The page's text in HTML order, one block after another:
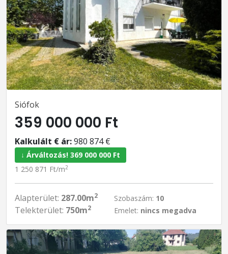
Siófok
359 000 000 Ft
Kalkulált € ár:980 874 €
↓ Árváltozás! 369 000 000 Ft
1 250 871 Ft/m2
Alapterület: 287.00m2
Telekterület: 750m2
Szobaszám: 10
Emelet: nincs megadva